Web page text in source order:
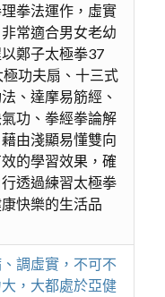
拳法運作，虛實
常適合男女老幼
鄭子太極拳37
功夫扇、十三式
、達摩易筋經、
功、拳經拳論解
由淺顯易懂雙向
的學習效果，確
透過練習太極拳
快樂的生活品
調虛實，不可不
，大都處於亞健